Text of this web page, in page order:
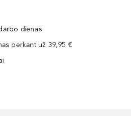
dienas
perkant už 39,95 €